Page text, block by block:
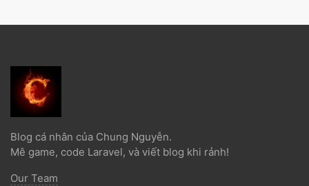
Blog cá nhân của Chung Nguyễn.
Mê game, code Laravel, và viết blog khi rảnh!
Our Team